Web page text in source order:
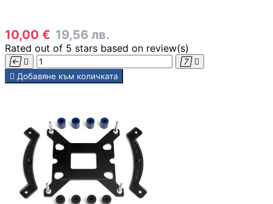
10,00 € 19,56 лв.
Rated out of 5 stars based on review(s)
   
 Добавяне към количката